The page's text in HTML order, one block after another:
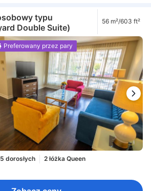
typu
Double Suite)
56 m²/603 ft²
Preferowany przez pary
dorosłych
2 łóżka Queen